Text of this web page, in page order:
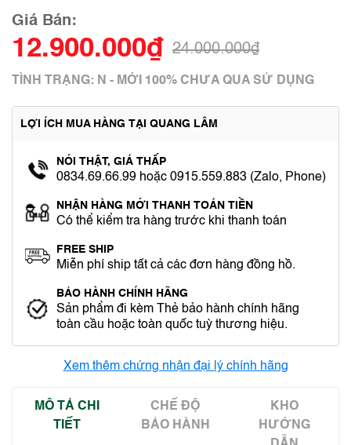
Giá Bán:
12.900.000₫ 24.000.000₫
TÌNH TRẠNG: N - MỚI 100% CHƯA QUA SỬ DỤNG
LỢI ÍCH MUA HÀNG TẠI QUANG LÂM
NÓI THẬT, GIÁ THẤP
0834.69.66.99 hoặc 0915.559.883 (Zalo, Phone)
NHẬN HÀNG MỚI THANH TOÁN TIỀN
Có thể kiểm tra hàng trước khi thanh toán
FREE SHIP
Miễn phí ship tất cả các đơn hàng đồng hồ.
BẢO HÀNH CHÍNH HÃNG
Sản phẩm đi kèm Thẻ bảo hành chính hãng
toàn cầu hoặc toàn quốc tuỳ thương hiệu.
Xem thêm chứng nhận đại lý chính hãng
MÔ TẢ CHI
TIẾT
CHẾ ĐỘ
BẢO HÀNH
KHO
HƯỚNG